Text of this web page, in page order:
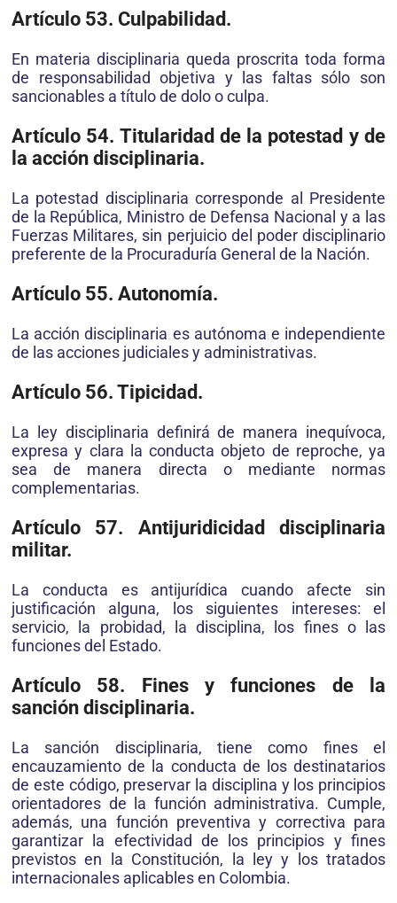
Artículo 53. Culpabilidad.
En materia disciplinaria queda proscrita toda forma
de responsabilidad objetiva y las faltas sólo son
sancionables a título de dolo o culpa.
Artículo 54. Titularidad de la potestad y de
la acción disciplinaria.
La potestad disciplinaria corresponde al Presidente
de la República, Ministro de Defensa Nacional y a las
Fuerzas Militares, sin perjuicio del poder disciplinario
preferente de la Procuraduría General de la Nación.
Artículo 55. Autonomía.
La acción disciplinaria es autónoma e independiente
de las acciones judiciales y administrativas.
Artículo 56. Tipicidad.
La ley disciplinaria definirá de manera inequívoca,
expresa y clara la conducta objeto de reproche, ya
sea de manera directa o mediante normas
complementarias.
Artículo 57. Antijuridicidad disciplinaria
militar.
La conducta es antijurídica cuando afecte sin
justificación alguna, los siguientes intereses: el
servicio, la probidad, la disciplina, los fines o las
funciones del Estado.
Artículo 58. Fines y funciones de la
sanción disciplinaria.
La sanción disciplinaria, tiene como fines el
encauzamiento de la conducta de los destinatarios
de este código, preservar la disciplina y los principios
orientadores de la función administrativa. Cumple,
además, una función preventiva y correctiva para
garantizar la efectividad de los principios y fines
previstos en la Constitución, la ley y los tratados
internacionales aplicables en Colombia.